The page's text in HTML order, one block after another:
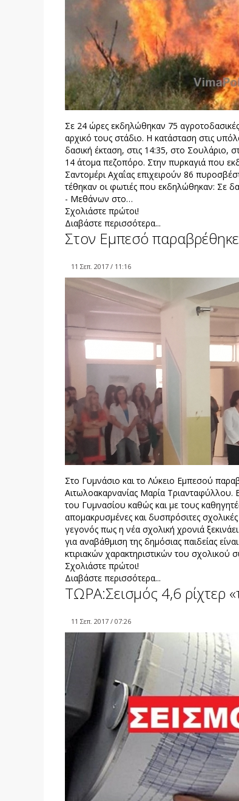
Σε 24 ώρες εκδηλώθηκαν 75
αρχικό τους στάδιο. Η κατάσταση στις
δασική έκταση, στις 14:35, στο Σουλάριο,
14 άτομα πεζοπόρο. Στην πυρκαγιά που
Σαντομέρι Αχαΐας επιχειρούν 86
τέθηκαν οι φωτιές που εκδηλώθηκαν: Σε
- Μεθάνων στο…
Σχολιάστε πρώτοι!
Διαβάστε περισσότερα...
Στον Εμπεσό
11 Σεπ. 2017 / 11:16
Στο Γυμνάσιο και το Λύκειο Εμπεσού
Αιτωλοακαρνανίας Μαρία Τριανταφύλλου.
του Γυμνασίου καθώς και με τους
απομακρυσμένες και δυσπρόσιτες
γεγονός πως η νέα σχολική χρονιά
για αναβάθμιση της δημόσιας παιδείας
κτιριακών χαρακτηριστικών του σχολικού
Σχολιάστε πρώτοι!
Διαβάστε περισσότερα...
ΤΩΡΑ:Σεισμός 4,6 ρίχτερ
11 Σεπ. 2017 / 07:26